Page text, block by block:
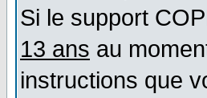
Si le support
13 ans au
instructions que